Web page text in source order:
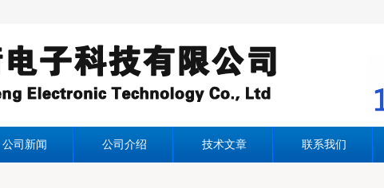
公司新闻 公司介绍 技术文章 联系我们